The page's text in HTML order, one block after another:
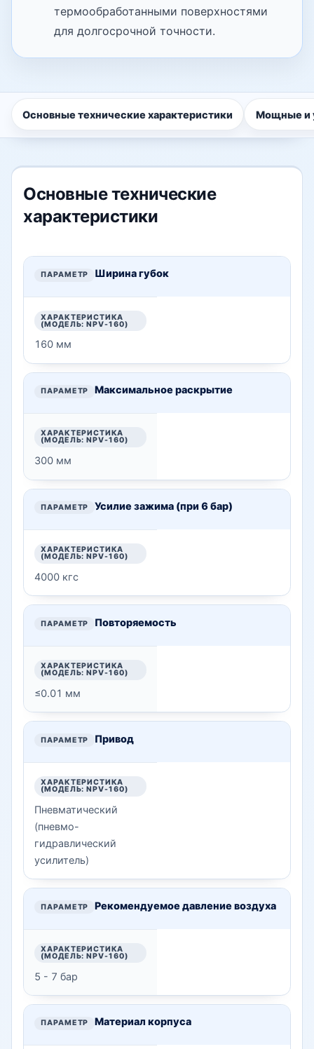
термообработанными поверхностями
для долгосрочной точности.
Основные технические характеристики Мощные и
Основные технические
характеристики
Основные технические характеристики — технические
ПАРАМЕТРШирина губок
160 мм
Максимальное раскрытие
300 мм
Усилие зажима (при 6 бар)
4000 кгс
Повторяемость
≤0.01 мм
Привод
Пневматический
(пневмо-
гидравлический
усилитель)
Рекомендуемое давление воздуха
5 - 7 бар
Материал корпуса